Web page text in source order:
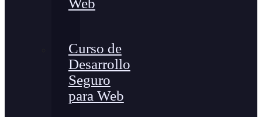
Web
Curso de
Desarrollo
Seguro
para Web